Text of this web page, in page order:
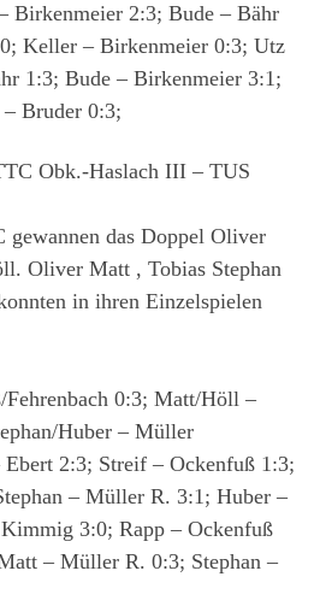
Birkenmeier 2:3; Bude – Bähr
Keller – Birkenmeier 0:3; Utz
1:3; Bude – Birkenmeier 3:1;
Bruder 0:3;
Obk.-Haslach III – TUS
das Doppel Oliver
Oliver Matt , Tobias Stephan
in ihren Einzelspielen
0:3; Matt/Höll –
Huber – Müller
2:3; Streif – Ockenfuß 1:3;
– Müller R. 3:1; Huber –
3:0; Rapp – Ockenfuß
– Müller R. 0:3; Stephan –